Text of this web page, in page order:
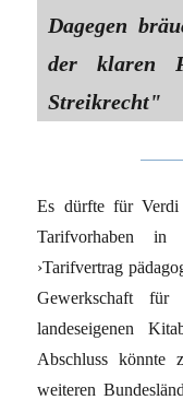
Dagegen
der klaren
Streikrecht"
Es dürfte für Verdi
Tarifvorhaben
›Tarifvertrag
Gewerkschaft
landeseigenen
Abschluss könnte
weiteren